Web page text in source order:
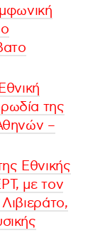
της
–
Εθνικής
με τον